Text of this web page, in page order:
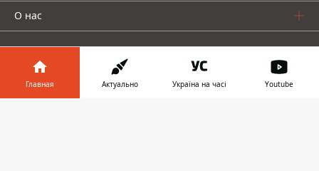
О нас
Главная Актуально Україна на часі Youtube